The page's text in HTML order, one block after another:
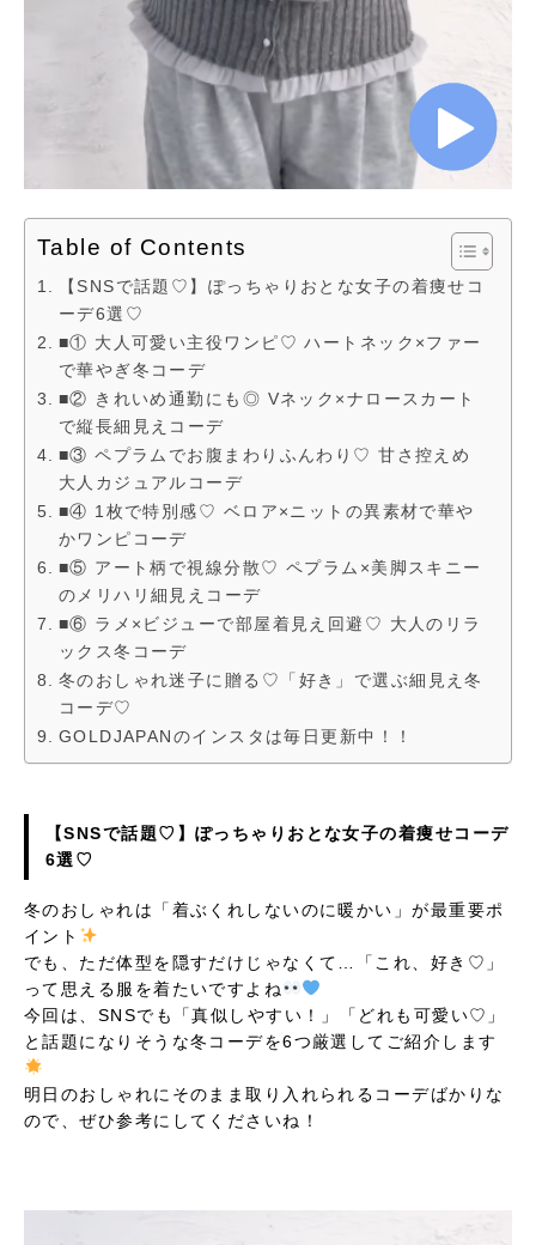
Table of Contents
【SNSで話題♡】ぽっちゃりおとな女子の着痩せコ
ーデ6選♡
■① 大人可愛い主役ワンピ♡ ハートネック×ファー
で華やぎ冬コーデ
■② きれいめ通勤にも◎ Vネック×ナロースカート
で縦長細見えコーデ
■③ ペプラムでお腹まわりふんわり♡ 甘さ控えめ
大人カジュアルコーデ
■④ 1枚で特別感♡ ベロア×ニットの異素材で華や
かワンピコーデ
■⑤ アート柄で視線分散♡ ペプラム×美脚スキニー
のメリハリ細見えコーデ
■⑥ ラメ×ビジューで部屋着見え回避♡ 大人のリラ
ックス冬コーデ
冬のおしゃれ迷子に贈る♡「好き」で選ぶ細見え冬
コーデ♡
GOLDJAPANのインスタは毎日更新中！！
【SNSで話題♡】ぽっちゃりおとな女子の着痩せコーデ
6選♡
冬のおしゃれは「着ぶくれしないのに暖かい」が最重要ポ
イント
でも、ただ体型を隠すだけじゃなくて…「これ、好き♡」
って思える服を着たいですよね
今回は、SNSでも「真似しやすい！」「どれも可愛い♡」
と話題になりそうな冬コーデを6つ厳選してご紹介します
明日のおしゃれにそのまま取り入れられるコーデばかりな
ので、ぜひ参考にしてくださいね！